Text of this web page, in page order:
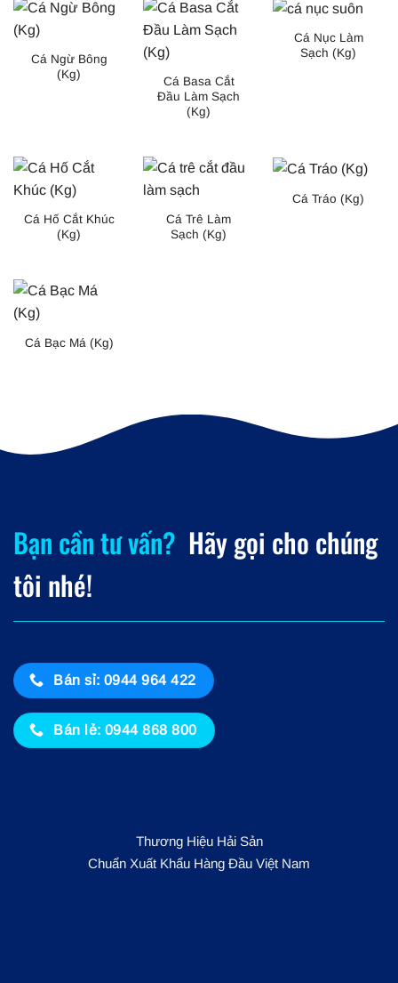
Cá Ngừ Bông
(Kg)
Cá Basa Cắt
Đầu Làm Sạch
(Kg)
Cá Nục Làm
Sạch (Kg)
Cá Hố Cắt Khúc
(Kg)
Cá Trê Làm
Sạch (Kg)
Cá Tráo (Kg)
Cá Bạc Má (Kg)
Bạn cần tư vấn? Hãy gọi cho chúng
tôi nhé!
Bán sỉ: 0944 964 422
Bán lẻ: 0944 868 800
Thương Hiệu Hải Sản
Chuẩn Xuất Khẩu Hàng Đầu Việt Nam